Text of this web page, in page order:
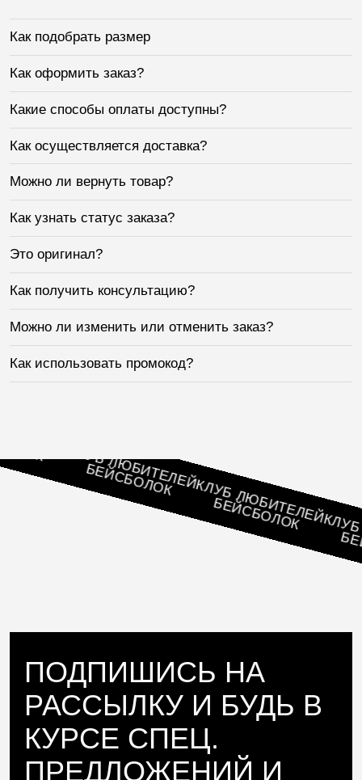
Как подобрать размер
Как оформить заказ?
Какие способы оплаты доступны?
Как осуществляется доставка?
Можно ли вернуть товар?
Как узнать статус заказа?
Это оригинал?
Как получить консультацию?
Можно ли изменить или отменить заказ?
Как использовать промокод?
ПОДПИШИСЬ НА
РАССЫЛКУ И БУДЬ В
КУРСЕ СПЕЦ.
ПРЕДЛОЖЕНИЙ И
КЛУБ ЛЮБИТЕЛЕЙ
БЕЙСБОЛОК КЛУБ ЛЮБИТЕЛЕЙ
БЕЙСБОЛОК КЛУБ